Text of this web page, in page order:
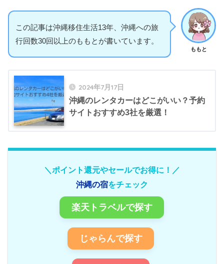
ももと
この記事は沖縄移住生活13年、沖縄への旅
行回数30回以上のももとが書いています。
2024年7月17日
沖縄のレンタカーはどこがいい？予約
サイトおすすめ3社を厳選！
＼ポイント還元やセールでお得に！／
沖縄の宿をチェック
楽天トラベルで探す
じゃらんで探す